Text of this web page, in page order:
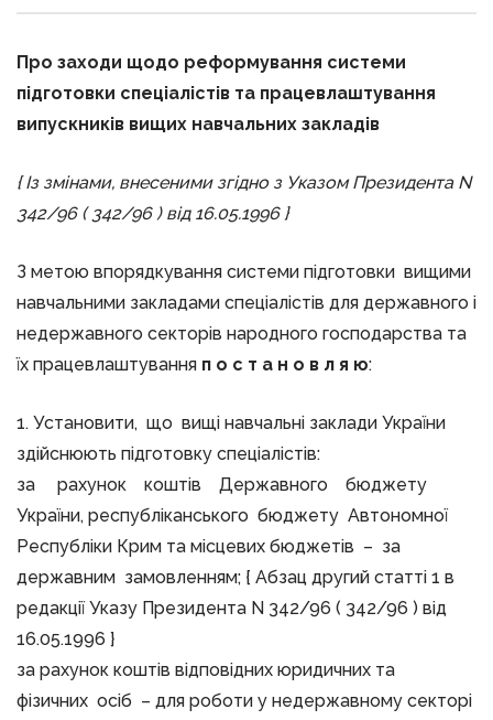
Про заходи щодо реформування системи
підготовки спеціалістів та працевлаштування
випускників вищих навчальних закладів
{ Із змінами, внесеними згідно з Указом Президента N
342/96 ( 342/96) від 16.05.1996 }
З метою впорядкування системи підготовки вищими
навчальними закладами спеціалістів для державного і
недержавного секторів народного господарства та
їх працевлаштування п о с т а н о в л я ю:
1. Установити, що вищі навчальні заклади України
здійснюють підготовку спеціалістів:
за рахунок коштів Державного бюджету
України, республіканського бюджету Автономної
Республіки Крим та місцевих бюджетів – за
державним замовленням; { Абзац другий статті 1 в
редакції Указу Президента N 342/96 ( 342/96 ) від
16.05.1996 }
за рахунок коштів відповідних юридичних та
фізичних осіб – для роботи у недержавному секторі